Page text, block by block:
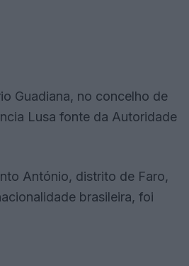
Guadiana, no concelho de
Lusa fonte da Autoridade
António, distrito de Faro,
brasileira, foi